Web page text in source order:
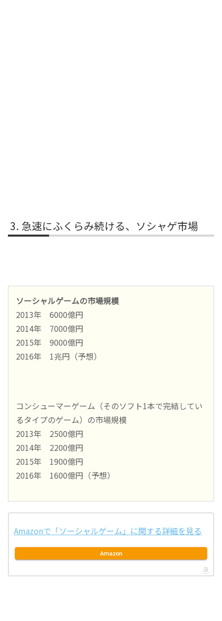
急速にふくらみ続ける、ソシャゲ市場
ソーシャルゲームの市場規模
2013年 6000億円
2014年 7000億円
2015年 9000億円
2016年 1兆円（予想）
コンシューマーゲーム（そのソフト1本で完結してい
るタイプのゲーム）の市場規模
2013年 2500億円
2014年 2200億円
2015年 1900億円
2016年 1600億円（予想）
Amazonで「ソーシャルゲーム」に関する詳細を見る
Amazon